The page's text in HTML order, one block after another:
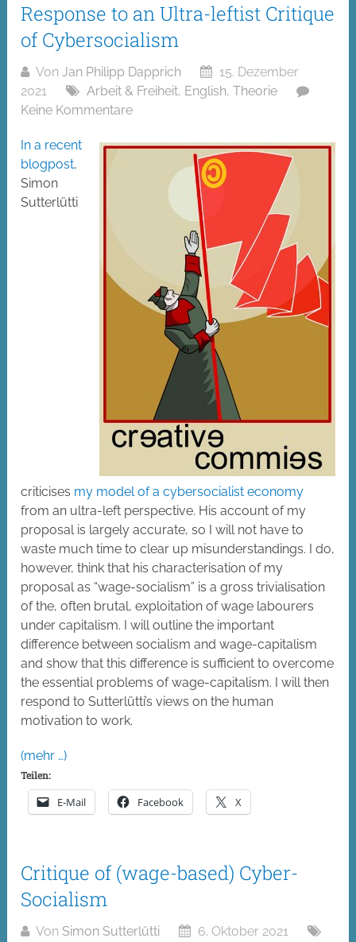
Response to an Ultra-leftist Critique
of Cybersocialism
VonJan Philipp Dapprich
15. Dezember
2021
Arbeit & Freiheit, English,Theorie
Keine Kommentare
In a recent
blogpost,
Simon
Sutterlütti
criticises my model of a cybersocialist economy
from an ultra-left perspective. His account of my
proposal is largely accurate, so I will not have to
waste much time to clear up misunderstandings. I do,
however, think that his characterisation of my
proposal as “wage-socialism” is a gross trivialisation
of the, often brutal, exploitation of wage labourers
under capitalism. I will outline the important
difference between socialism and wage-capitalism
and show that this difference is sufficient to overcome
the essential problems of wage-capitalism. I will then
respond to Sutterlütti’s views on the human
motivation to work.
(mehr …)
Teilen:
E-Mail Facebook X
Critique of (wage-based) Cyber-
Socialism
Von Simon Sutterlütti
6. Oktober 2021